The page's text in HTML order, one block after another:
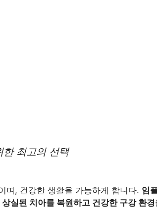
한 최고의 선택
며, 건강한 생활을 가능하게 합니다. 임
실된 치아를 복원하고 건강한 구강 환